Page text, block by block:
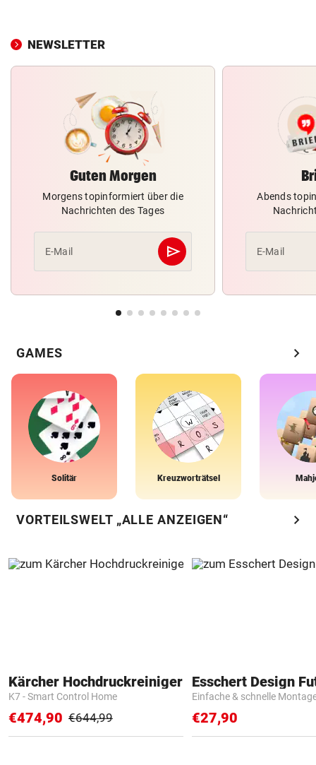
NEWSLETTER
Guten Morgen
Morgens topinformiert über die
Nachrichten des Tages
E-Mail send
Abschicken
Abends
E-Mail
GAMES chevron_right
Solitär Kreuzworträtsel
VORTEILSWELT „ALLE ANZEIGEN“ chevron_right
Kärcher Hochdruckreiniger
K7 - Smart Control Home
€474,90 €644,99
Einfache & schnelle
€27,90